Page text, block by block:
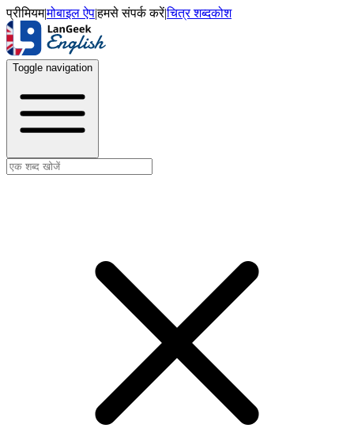
प्रीमियम|मोबाइल ऐप|हमसे संपर्क करें|चित्र शब्दकोश
Toggle navigation